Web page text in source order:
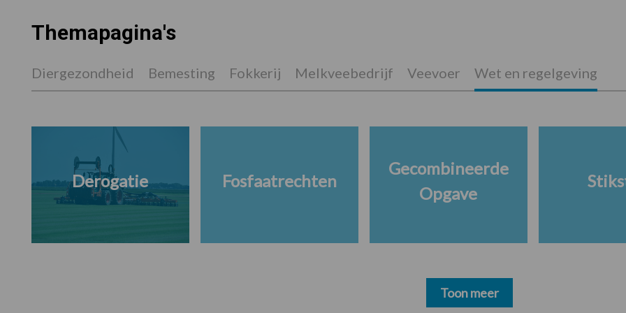
Themapagina's
Diergezondheid Bemesting Fokkerij Melkveebedrijf Veevoer Wet en regelgeving
Derogatie Fosfaatrechten
Gecombineerde
Opgave
Toon meer